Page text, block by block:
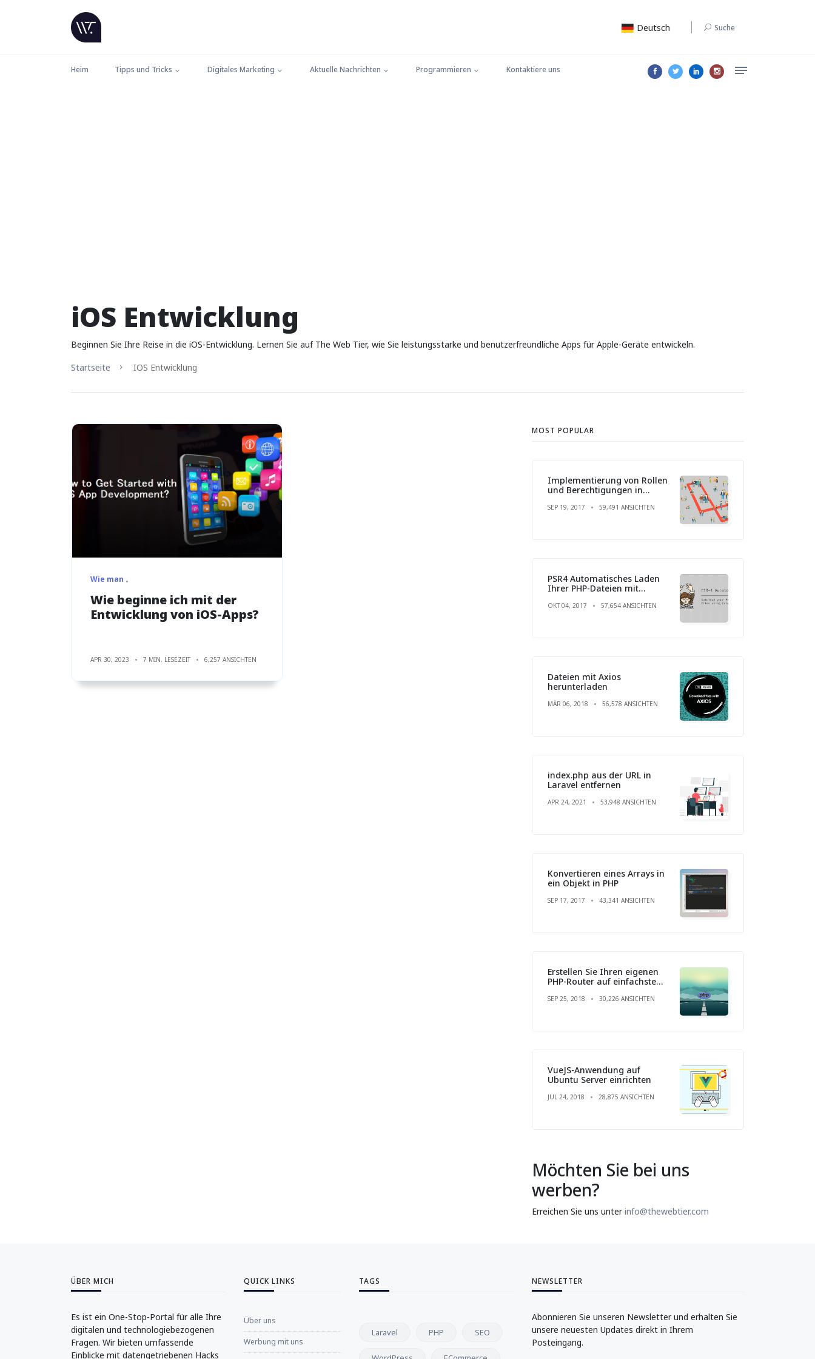
Deutsch Suche
Heim Tipps und Tricks Digitales Marketing Aktuelle Nachrichten Programmieren Kontaktiere uns
iOS Entwicklung
Beginnen Sie Ihre Reise in die iOS-Entwicklung. Lernen Sie auf The Web Tier, wie Sie leistungsstarke und benutzerfreundliche Apps für Apple-Geräte entwickeln.
Startseite
IOS Entwicklung
Wie man
Wie beginne ich mit der
Entwicklung von iOS-Apps?
APR 30, 2023 7 MIN. LESEZEIT 6,257 ANSICHTEN
MOST POPULAR
Implementierung von Rollen
und Berechtigungen in
SEP 19, 2017 59,491 ANSICHTEN
PSR4 Automatisches Laden
Ihrer PHP-Dateien mit
OKT 04, 2017 57,654 ANSICHTEN
Dateien mit Axios
herunterladen
MÄR 06, 2018 56,578 ANSICHTEN
index.php aus der URL in
Laravel entfernen
APR 24, 2021 53,948 ANSICHTEN
Konvertieren eines Arrays in
ein Objekt in PHP
SEP 17, 2017 43,341 ANSICHTEN
Erstellen Sie Ihren eigenen
PHP-Router auf einfachste
SEP 25, 2018 30,226 ANSICHTEN
VueJS-Anwendung auf
Ubuntu Server einrichten
JUL 24, 2018 28,875 ANSICHTEN
Möchten Sie bei uns
werben?
Erreichen Sie uns unterinfo@thewebtier.com
ÜBER MICH
Es ist ein One-Stop-Portal für alle Ihre
digitalen und technologiebezogenen
Fragen. Wir bieten umfassende
Einblicke mit datengetriebenen Hacks
QUICK LINKS
Über uns
Werbung mit uns
TAGS
Laravel PHP SEO
NEWSLETTER
Abonnieren Sie unseren Newsletter und erhalten Sie
unsere neuesten Updates direkt in Ihrem
Posteingang.